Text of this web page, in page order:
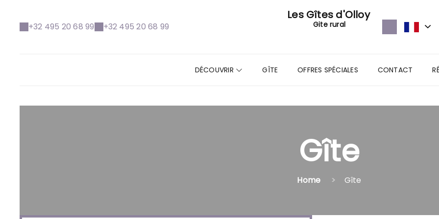
+32 495 20 68 99 +32 495 20 68 99
Les Gîtes d'Olloy
Gite rural
DÉCOUVRIR GÎTE OFFRES SPÉCIALES CONTACT
Gîte
Home Gîte